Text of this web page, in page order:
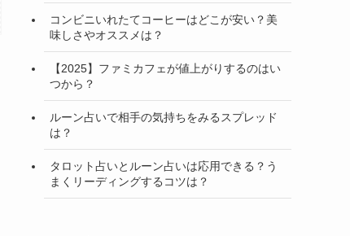
コンビニいれたてコーヒーはどこが安い？美
味しさやオススメは？
【2025】ファミカフェが値上がりするのはい
つから？
ルーン占いで相手の気持ちをみるスプレッド
は？
タロット占いとルーン占いは応用できる？う
まくリーディングするコツは？